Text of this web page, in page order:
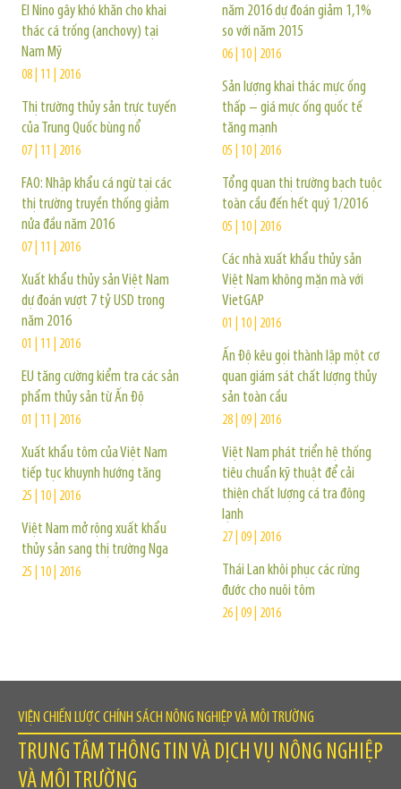
El Nino gây khó khăn cho khai
thác cá trống (anchovy) tại
Nam Mỹ
08 | 11 | 2016
Thị trường thủy sản trực tuyến
của Trung Quốc bùng nổ
07 | 11 | 2016
FAO: Nhập khẩu cá ngừ tại các
thị trường truyền thống giảm
nửa đầu năm 2016
07 | 11 | 2016
Xuất khẩu thủy sản Việt Nam
dự đoán vượt 7 tỷ USD trong
năm 2016
01 | 11 | 2016
EU tăng cường kiểm tra các sản
phẩm thủy sản từ Ấn Độ
01 | 11 | 2016
Xuất khẩu tôm của Việt Nam
tiếp tục khuynh hướng tăng
25 | 10 | 2016
Việt Nam mở rộng xuất khẩu
thủy sản sang thị trường Nga
25 | 10 | 2016
năm 2016 dự đoán giảm 1,1%
so với năm 2015
06 | 10 | 2016
Sản lượng khai thác mực ống
thấp – giá mực ống quốc tế
tăng mạnh
05 | 10 | 2016
Tổng quan thị trường bạch tuộc
toàn cầu đến hết quý 1/2016
05 | 10 | 2016
Các nhà xuất khẩu thủy sản
Việt Nam không mặn mà với
VietGAP
01 | 10 | 2016
Ấn Độ kêu gọi thành lập một cơ
quan giám sát chất lượng thủy
sản toàn cầu
28 | 09 | 2016
Việt Nam phát triển hệ thống
tiêu chuẩn kỹ thuật để cải
thiện chất lượng cá tra đông
lạnh
27 | 09 | 2016
Thái Lan khôi phục các rừng
đước cho nuôi tôm
26 | 09 | 2016
VIỆN CHIẾN LƯỢC CHÍNH SÁCH NÔNG NGHIỆP VÀ MÔI TRƯỜNG
TRUNG TÂM THÔNG TIN VÀ DỊCH VỤ NÔNG NGHIỆP
VÀ MÔI TRƯỜNG